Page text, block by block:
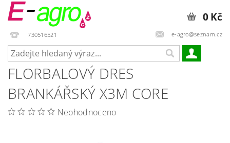
730516521 e-agro@seznam.cz
0 Kč
FLORBALOVÝ DRES
BRANKÁŘSKÝ X3M CORE
Neohodnoceno